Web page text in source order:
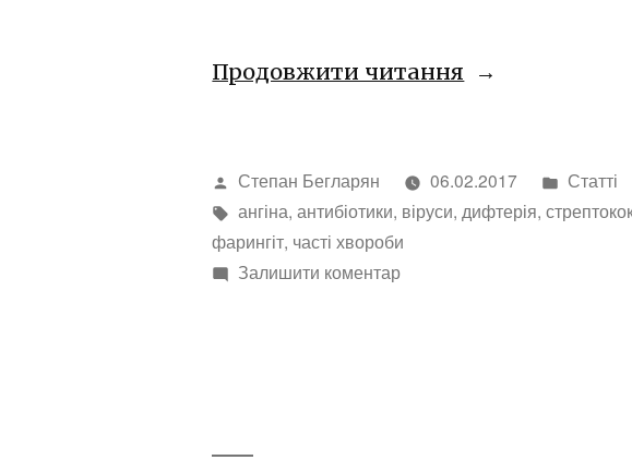
Продовжити читання “Ангіна
фарингіт
–
Написано
автором
Степан Бегларян 06.02.2017
в
Статті
Позначки:
ангіна,антибіотики, віруси, дифтерія,
фарингіт, часті хвороби
Залишити коментардо